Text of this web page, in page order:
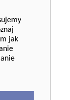
jak